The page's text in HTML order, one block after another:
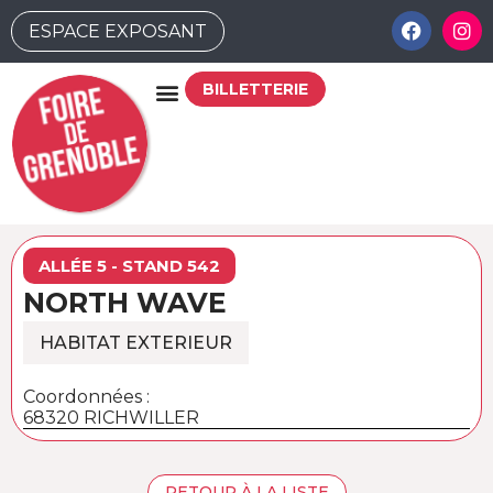
ESPACE EXPOSANT
BILLETTERIE
ALLÉE 5 - STAND 542
NORTH WAVE
HABITAT EXTERIEUR
Coordonnées :
68320 RICHWILLER